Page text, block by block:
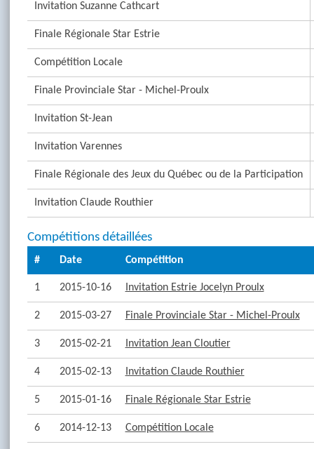
Invitation Suzanne Cathcart
Finale Régionale Star Estrie
Compétition Locale
Finale Provinciale Star - Michel-Proulx
Invitation St-Jean
Invitation Varennes
Finale Régionale des Jeux du Québec ou de la Participation
Invitation Claude Routhier
Compétitions détaillées
# Date Compétition
1 2015-10-16 Invitation Estrie Jocelyn Proulx
2 2015-03-27 Finale Provinciale Star - Michel-Proulx
3 2015-02-21 Invitation Jean Cloutier
4 2015-02-13 Invitation Claude Routhier
5 2015-01-16 Finale Régionale Star Estrie
6 2014-12-13 Compétition Locale